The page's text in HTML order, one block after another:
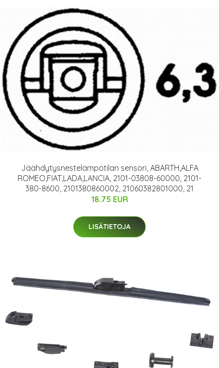
Jäähdytysnestelämpötilan sensori, ABARTH,ALFA
ROMEO,FIAT,LADA,LANCIA, 2101-03808-60000, 2101-
380-8600, 2101380860002, 21060382801000, 21
18.75 EUR
LISÄTIETOJA